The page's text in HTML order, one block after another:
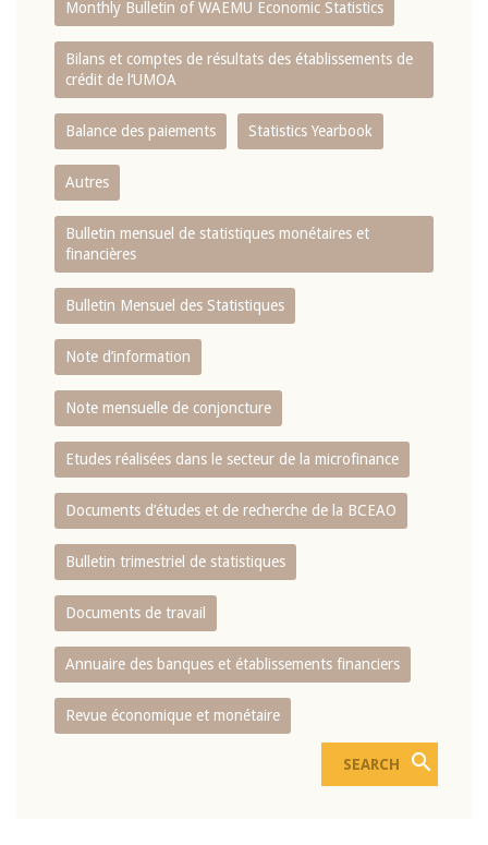
Monthly Bulletin of WAEMU Economic Statistics
Bilans et comptes de résultats des établissements de
crédit de l‘UMOA
Balance des paiements Statistics Yearbook
Autres
Bulletin mensuel de statistiques monétaires et
financières
Bulletin Mensuel des Statistiques
Note d’information
Note mensuelle de conjoncture
Etudes réalisées dans le secteur de la microfinance
Documents d’études et de recherche de la BCEAO
Bulletin trimestriel de statistiques
Documents de travail
Annuaire des banques et établissements financiers
Revue économique et monétaire